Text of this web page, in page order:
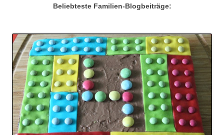
Beliebteste Familien-Blogbeiträge: